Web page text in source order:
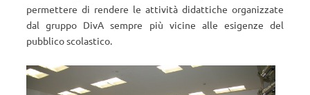
permettere di rendere le attività didattiche organizzate
dal gruppo DivA sempre più vicine alle esigenze del
pubblico scolastico.